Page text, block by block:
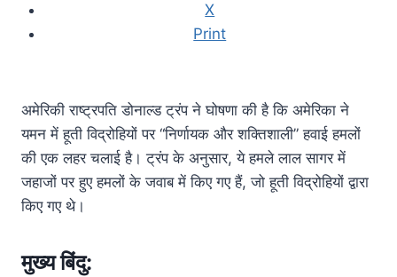
X
Print
अमेरिकी राष्ट्रपति डोनाल्ड ट्रंप ने घोषणा की है कि अमेरिका ने
यमन में हूती विद्रोहियों पर “निर्णायक और शक्तिशाली” हवाई हमलों
की एक लहर चलाई है। ट्रंप के अनुसार, ये हमले लाल सागर में
जहाजों पर हुए हमलों के जवाब में किए गए हैं, जो हूती विद्रोहियों द्वारा
किए गए थे।
मुख्य बिंदु: